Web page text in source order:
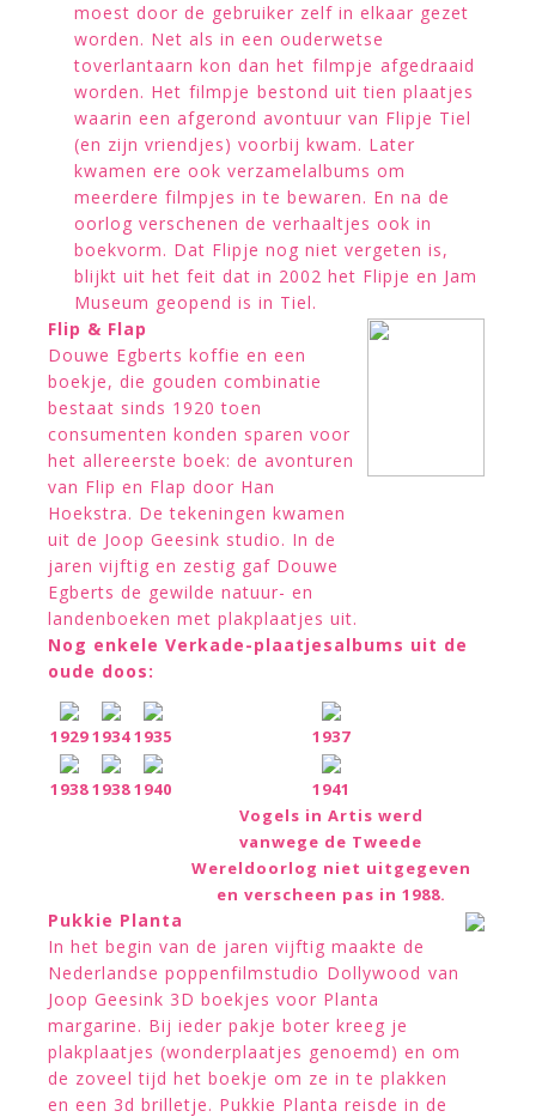
moest door de gebruiker zelf in elkaar gezet
worden. Net als in een ouderwetse
toverlantaarn kon dan het filmpje afgedraaid
worden. Het filmpje bestond uit tien plaatjes
waarin een afgerond avontuur van Flipje Tiel
(en zijn vriendjes) voorbij kwam. Later
kwamen ere ook verzamelalbums om
meerdere filmpjes in te bewaren. En na de
oorlog verschenen de verhaaltjes ook in
boekvorm. Dat Flipje nog niet vergeten is,
blijkt uit het feit dat in 2002 het Flipje en Jam
Museum geopend is in Tiel.
Flip & Flap
Douwe Egberts koffie en een
boekje, die gouden combinatie
bestaat sinds 1920 toen
consumenten konden sparen voor
het allereerste boek: de avonturen
van Flip en Flap door Han
Hoekstra. De tekeningen kwamen
uit de Joop Geesink studio. In de
jaren vijftig en zestig gaf Douwe
Egberts de gewilde natuur- en
landenboeken met plakplaatjes uit.
Nog enkele Verkade-plaatjesalbums uit de
oude doos:
192919341935 1937
193819381940
1941
Vogels in Artis werd
vanwege de Tweede
Wereldoorlog niet uitgegeven
en verscheen pas in 1988.
Pukkie Planta
In het begin van de jaren vijftig maakte de
Nederlandse poppenfilmstudio Dollywood van
Joop Geesink 3D boekjes voor Planta
margarine. Bij ieder pakje boter kreeg je
plakplaatjes (wonderplaatjes genoemd) en om
de zoveel tijd het boekje om ze in te plakken
en een 3d brilletje. Pukkie Planta reisde in de